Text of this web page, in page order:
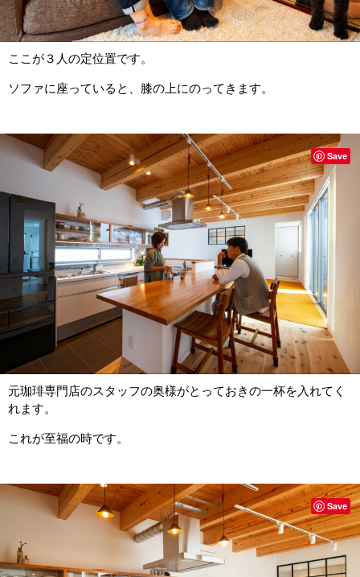
ここが３人の定位置です。
ソファに座っていると、膝の上にのってきます。
元珈琲専門店のスタッフの奥様がとっておきの一杯を入れてく
れます。
これが至福の時です。
Save
Save